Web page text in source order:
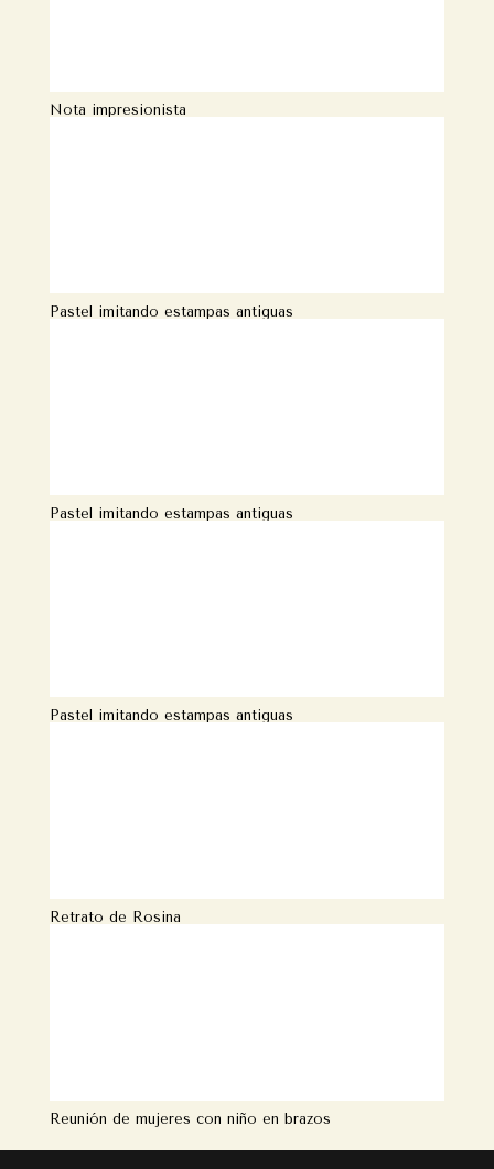
Nota impresionista
Pastel imitando estampas antiguas
Pastel imitando estampas antiguas
Pastel imitando estampas antiguas
Retrato de Rosina
Reunión de mujeres con niño en brazos